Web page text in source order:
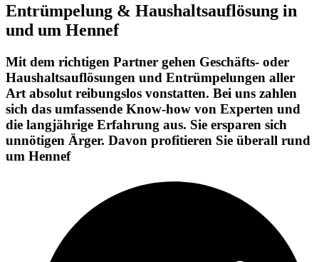
Entrümpelung & Haushaltsauflösung in
und um Hennef
Mit dem richtigen Partner gehen Geschäfts- oder
Haushaltsauflösungen und Entrümpelungen aller
Art absolut reibungslos vonstatten. Bei uns zahlen
sich das umfassende Know-how von Experten und
die langjährige Erfahrung aus. Sie ersparen sich
unnötigen Ärger. Davon profitieren Sie überall rund
um Hennef